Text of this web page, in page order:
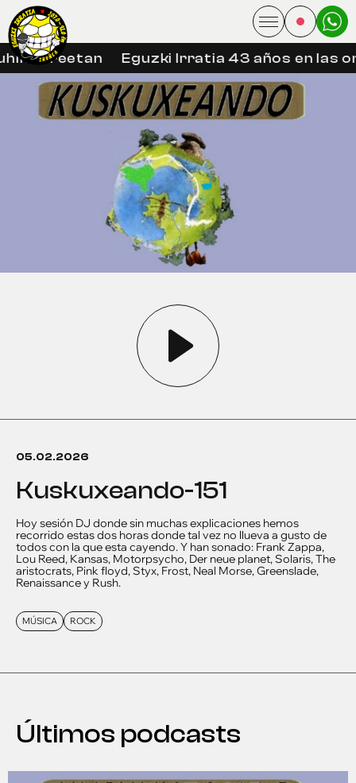
libreetan Eguzki Irratia 43 años en las
05.02.2026
kuskuxeando-151
Hoy sesión DJ donde sin muchas explicaciones hemos
recorrido estas dos horas donde tal vez no llueva a gusto de
todos con la que esta cayendo. Y han sonado: Frank Zappa,
Lou Reed, Kansas, Motorpsycho, Der neue planet, Solaris, The
aristocrats, Pink floyd, Styx, Frost, Neal Morse, Greenslade,
Renaissance y Rush.
MÚSICA ROCK
Últimos podcasts